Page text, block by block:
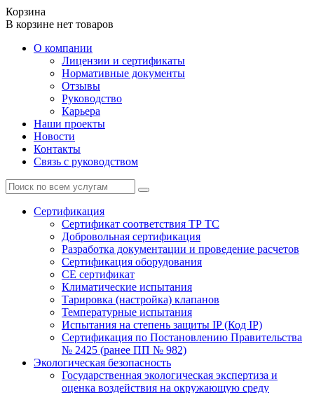
Корзина
В корзине нет товаров
О компании
Лицензии и сертификаты
Нормативные документы
Отзывы
Руководство
Карьера
Наши проекты
Новости
Контакты
Связь с руководством
Сертификация
Cертификат соответствия ТР ТС
Добровольная сертификация
Разработка документации и проведение расчетов
Сертификация оборудования
CE cертификат
Климатические испытания
Тарировка (настройка) клапанов
Температурные испытания
Испытания на степень защиты IP (Код IP)
Сертификация по Постановлению Правительства
№ 2425 (ранее ПП № 982)
Экологическая безопасность
Государственная экологическая экспертиза и
оценка воздействия на окружающую среду